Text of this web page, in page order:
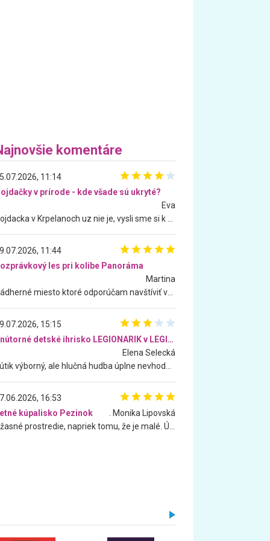
komentáre
11:14
v prírode - kde všade sú ukryté?
Eva
11:44
les pri kolibe Panoráma
Martina
15:15
Vnútorné detské ihrisko LEGIONARIK v LEGIA Fitness
Elena Selecká
16:53
kúpalisko Pezinok
. Monika Lipovská